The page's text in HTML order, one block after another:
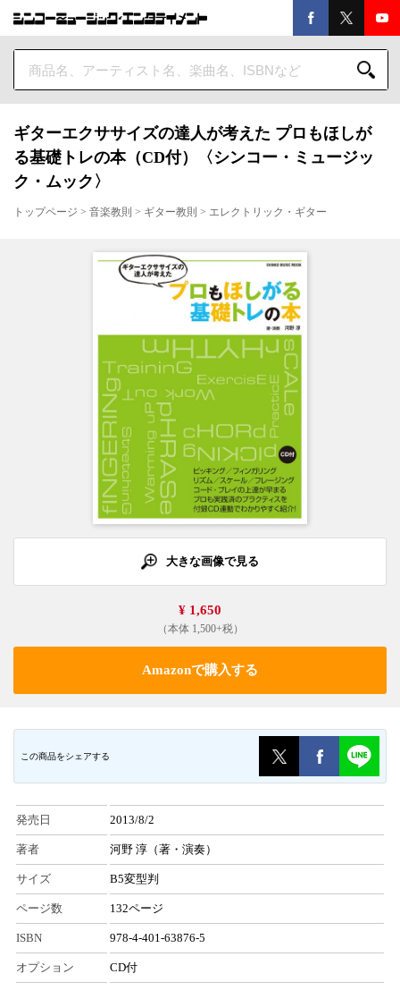
ギターエクササイズの達人が考えた プロもほしが
る基礎トレの本（CD付）〈シンコー・ミュージッ
ク・ムック〉
トップページ > 音楽教則 > ギター教則 > エレクトリック・ギター
大きな画像で見る
¥ 1,650
（本体 1,500+税）
Amazonで購入する
この商品をシェアする
発売日 2013/8/2
著者 河野 淳（著・演奏）
サイズ B5変型判
ページ数 132ページ
ISBN 978-4-401-63876-5
オプション CD付